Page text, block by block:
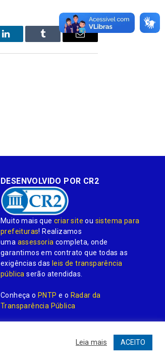
LinkedIn Tumblr
E-
DESENVOLVIDO POR CR2
Muito mais quecriar site ou sistema para
prefeituras! Realizamos
uma assessoria completa, onde
garantimos em contrato que todas as
exigências dasleis de transparência
pública serão atendidas.
Conheça oPNTP e o Radar da
Transparência Pública
Leia mais ACEITO